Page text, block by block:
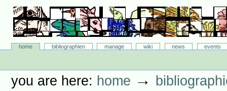
content.
navigation
Bibliographie-Portal
Sectionshome bibliographien manage wiki news
events
you are here: home →